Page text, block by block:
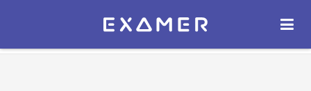
Экзамер — ЕГЭ 2027
ОТКРЫТЬ